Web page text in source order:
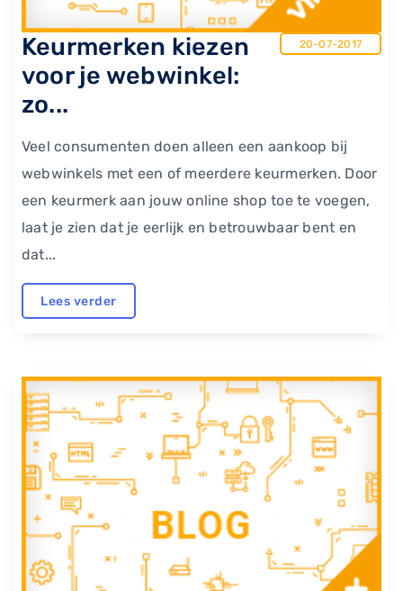
Keurmerken kiezen
voor je webwinkel:
zo...
20-07-2017
Veel consumenten doen alleen een aankoop bij
webwinkels met een of meerdere keurmerken. Door
een keurmerk aan jouw online shop toe te voegen,
laat je zien dat je eerlijk en betrouwbaar bent en
dat...
Lees verder